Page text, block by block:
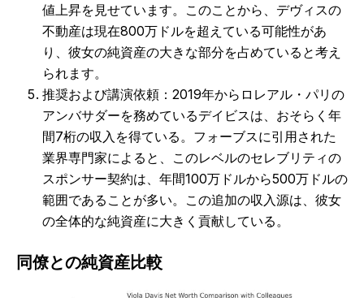
値上昇を見せています。このことから、デヴィスの
不動産は現在800万ドルを超えている可能性があ
り、彼女の純資産の大きな部分を占めていると考え
られます。
推奨および講演依頼：2019年からロレアル・パリの
アンバサダーを務めているデイビスは、おそらく年
間7桁の収入を得ている。フォーブスに引用された
業界専門家によると、このレベルのセレブリティの
スポンサー契約は、年間100万ドルから500万ドルの
範囲であることが多い。この追加の収入源は、彼女
の全体的な純資産に大きく貢献している。
同僚との純資産比較